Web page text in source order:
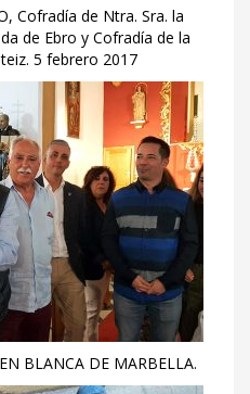
Cofradía de Ntra. Sra. la
de Ebro y Cofradía de la
5 febrero 2017
BLANCA DE MARBELLA.